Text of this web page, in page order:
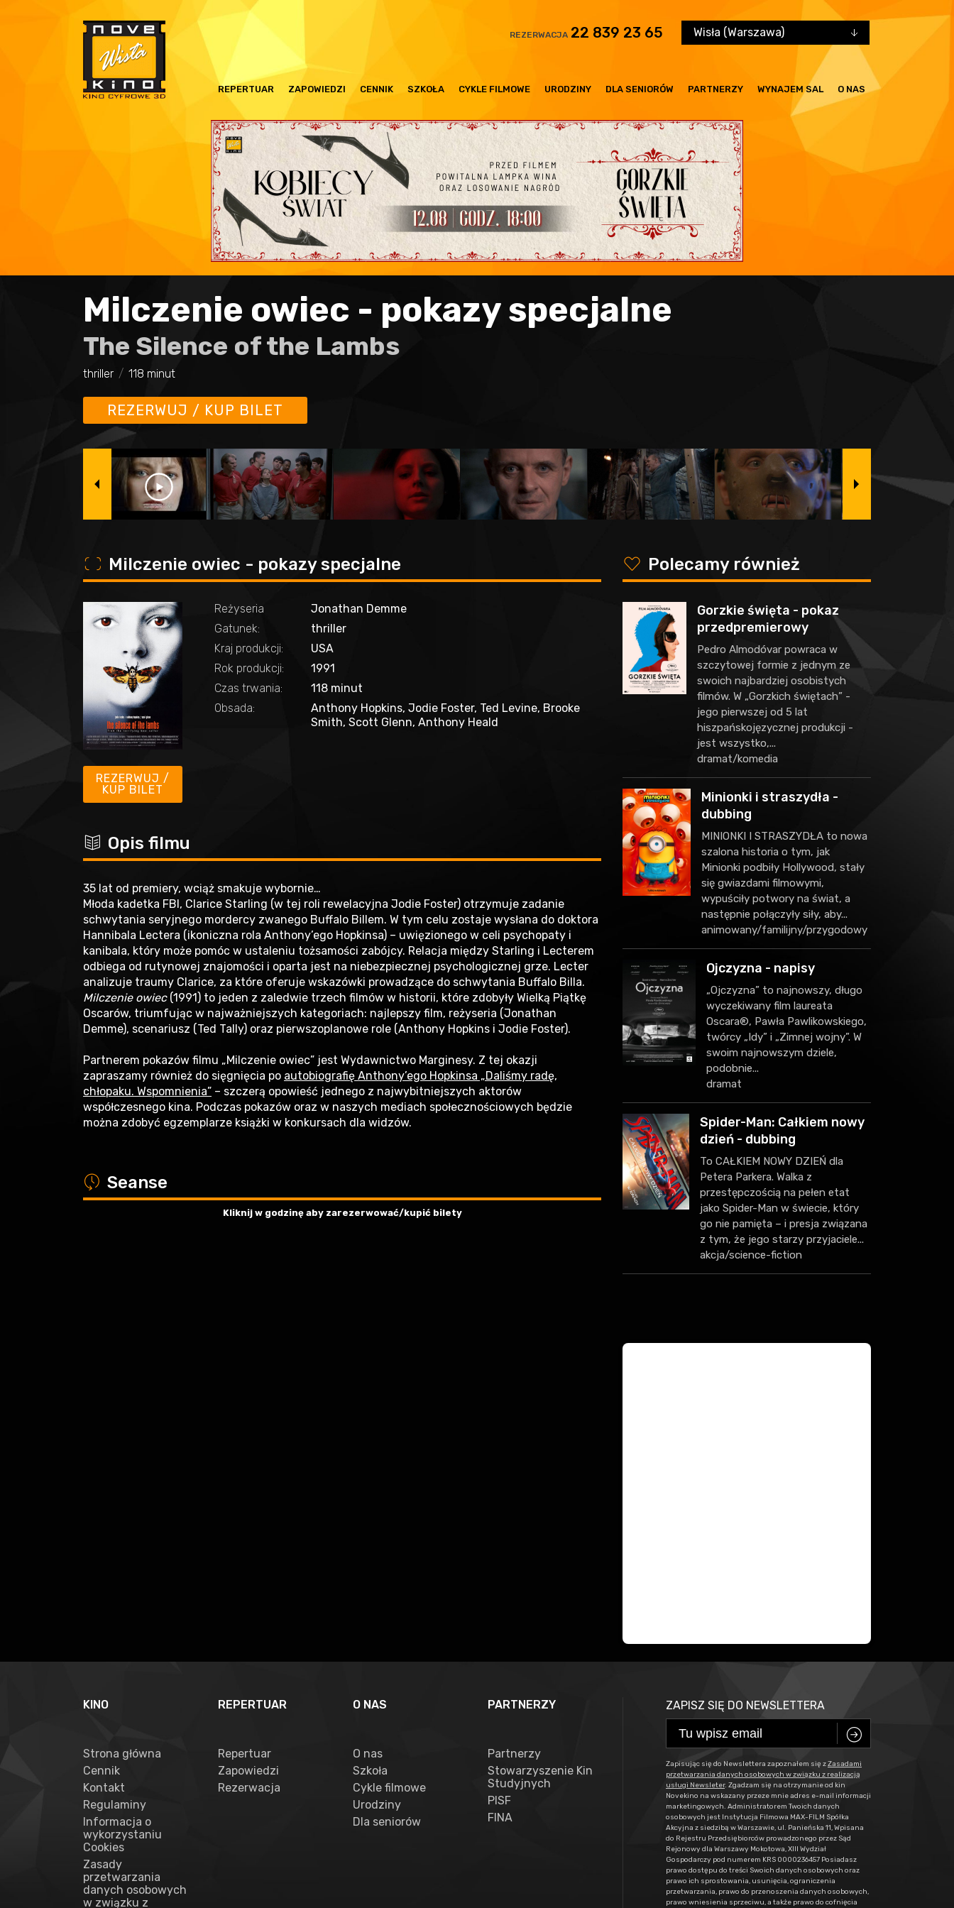
REZERWACJA 22 839 23 65 Wisła (Warszawa)
REPERTUAR ZAPOWIEDZI CENNIK SZKOŁA CYKLE FILMOWE URODZINY DLA SENIORÓW PARTNERZY WYNAJEM SAL O NAS
Milczenie owiec - pokazy specjalne
The Silence of the Lambs
thriller 118 minut
REZERWUJ / KUP BILET
o Milczenie owiec - pokazy specjalne
REZERWUJ /
KUP BILET
Reżyseria
Jonathan Demme
Gatunek:
thriller
Kraj produkcji:
USA
Rok produkcji:
1991
Czas trwania:
118 minut
Obsada:
Anthony Hopkins, Jodie Foster, Ted Levine, Brooke
Smith, Scott Glenn, Anthony Heald
c Opis filmu
35 lat od premiery, wciąż smakuje wybornie…
Młoda kadetka FBI, Clarice Starling (w tej roli rewelacyjna Jodie Foster) otrzymuje zadanie
schwytania seryjnego mordercy zwanego Buffalo Billem. W tym celu zostaje wysłana do doktora
Hannibala Lectera (ikoniczna rola Anthony’ego Hopkinsa) – uwięzionego w celi psychopaty i
kanibala, który może pomóc w ustaleniu tożsamości zabójcy. Relacja między Starling i Lecterem
odbiega od rutynowej znajomości i oparta jest na niebezpiecznej psychologicznej grze. Lecter
analizuje traumy Clarice, za które oferuje wskazówki prowadzące do schwytania Buffalo Billa.
Milczenie owiec (1991) to jeden z zaledwie trzech filmów w historii, które zdobyły Wielką Piątkę
Oscarów, triumfując w najważniejszych kategoriach: najlepszy film, reżyseria (Jonathan
Demme), scenariusz (Ted Tally) oraz pierwszoplanowe role (Anthony Hopkins i Jodie Foster).
Partnerem pokazów filmu „Milczenie owiec” jest Wydawnictwo Marginesy. Z tej okazji
zapraszamy również do sięgnięcia po autobiografię Anthony’ego Hopkinsa „Daliśmy radę,
chłopaku. Wspomnienia” – szczerą opowieść jednego z najwybitniejszych aktorów
współczesnego kina. Podczas pokazów oraz w naszych mediach społecznościowych będzie
można zdobyć egzemplarze książki w konkursach dla widzów.
a Seanse
Kliknij w godzinę aby zarezerwować/kupić bilety
y Polecamy również
Gorzkie święta - pokaz
przedpremierowy
Pedro Almodóvar powraca w
szczytowej formie z jednym ze
swoich najbardziej osobistych
filmów. W „Gorzkich świętach” -
jego pierwszej od 5 lat
hiszpańskojęzycznej produkcji -
jest wszystko,...
dramat/komedia
Minionki i straszydła -
dubbing
MINIONKI I STRASZYDŁA to nowa
szalona historia o tym, jak
Minionki podbiły Hollywood, stały
się gwiazdami filmowymi,
wypuściły potwory na świat, a
następnie połączyły siły, aby...
animowany/familijny/przygodowy
Ojczyzna - napisy
„Ojczyzna” to najnowszy, długo
wyczekiwany film laureata
Oscara®, Pawła Pawlikowskiego,
twórcy „Idy” i „Zimnej wojny”. W
swoim najnowszym dziele,
podobnie...
dramat
Spider-Man: Całkiem nowy
dzień - dubbing
To CAŁKIEM NOWY DZIEŃ dla
Petera Parkera. Walka z
przestępczością na pełen etat
jako Spider-Man w świecie, który
go nie pamięta – i presja związana
z tym, że jego starzy przyjaciele...
akcja/science-fiction
KINO
Strona główna
Cennik
Kontakt
Regulaminy
Informacja o
wykorzystaniu
Cookies
Zasady
przetwarzania
danych osobowych
w związku z
REPERTUAR
Repertuar
Zapowiedzi
Rezerwacja
O NAS
O nas
Szkoła
Cykle filmowe
Urodziny
Dla seniorów
PARTNERZY
Partnerzy
Stowarzyszenie Kin
Studyjnych
PISF
FINA
ZAPISZ SIĘ DO NEWSLETTERA
C
Zapisując się do Newslettera zapoznałem się zZasadami
przetwarzania danych osobowych w związku z realizacją
usługi Newsleter. Zgadzam się na otrzymanie od kin
Novekino na wskazany przeze mnie adres e-mail informacji
marketingowych. Administratorem Twoich danych
osobowych jest Instytucja Filmowa MAX-FILM Spółka
Akcyjna z siedzibą w Warszawie, ul. Panieńska 11, Wpisana
do Rejestru Przedsiębiorców prowadzonego przez Sąd
Rejonowy dla Warszawy Mokotowa, XIII Wydział
Gospodarczy pod numerem KRS 0000236457 Posiadasz
prawo dostępu do treści Swoich danych osobowych oraz
prawo ich sprostowania, usunięcia, ograniczenia
przetwarzania, prawo do przenoszenia danych osobowych,
prawo wniesienia sprzeciwu, a także prawo do cofnięcia